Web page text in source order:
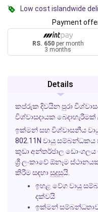
Low cost islandwide
Payment
RS. 650per month
3 months
Details
කප්රුක දිවයින පුරා
විශ්වාසදායක බෙදාහැරීමක්
ඉක්මන් සහ විශ්වාසනීය
802.11N වායු සම්බන්ධකය
කුඩා අන්තර්ජාල
ශ්‍රී ලංකාවේ ඕනෑම
කිරීම සඳහා සුදුසුයි.
ඉහළ වේග වායු
දක්වයි
ඉක්මන්